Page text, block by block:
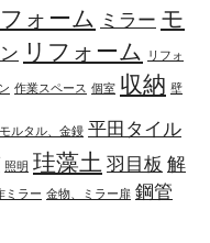
ォーム ミラー モ
リフォーム リフォ
作業スペース 個室 収納 壁
ルタル、金鏝 平田タイル
照明 珪藻土 羽目板 解
ミラー 金物、ミラー扉 鋼管